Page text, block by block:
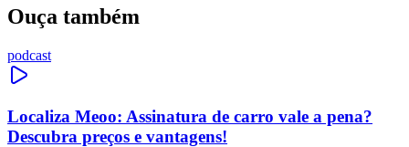
Ouça também
podcast
Localiza Meoo: Assinatura de carro vale a pena?
Descubra preços e vantagens!